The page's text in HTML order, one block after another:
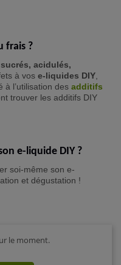
frais ?
acidulés,
à vos e-liquides DIY,
à l’utilisation des additifs
trouver les additifs DIY
e-liquide DIY ?
soi-même son e-
et dégustation !
le moment.